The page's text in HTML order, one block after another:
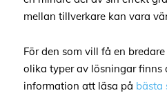
mellan tillverkare kan vara
För den som vill få en
olika typer av lösningar finns
information att läsa på bästa